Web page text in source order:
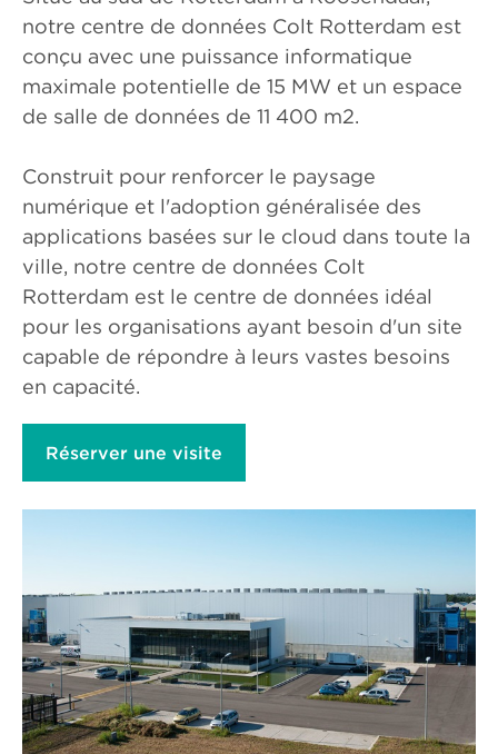
notre centre de données Colt Rotterdam est
conçu avec une puissance informatique
maximale potentielle de 15 MW et un espace
de salle de données de 11 400 m2.
Construit pour renforcer le paysage
numérique et l'adoption généralisée des
applications basées sur le cloud dans toute la
ville, notre centre de données Colt
Rotterdam est le centre de données idéal
pour les organisations ayant besoin d'un site
capable de répondre à leurs vastes besoins
en capacité.
Réserver une visite